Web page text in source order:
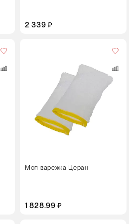
2 339 ₽
Моп варежка Церан
1 828.99 ₽